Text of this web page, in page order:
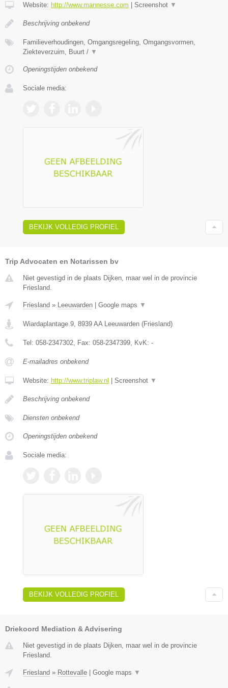
Website: http://www.mannesse.com | Screenshot ▼
Beschrijving onbekend
Familieverhoudingen, Omgangsregeling, Omgangsvormen,
Ziekteverzuim, Buurt / ▼
Openingstijden onbekend
Sociale media:
BEKIJK VOLLEDIG PROFIEL
Trip Advocaten en Notarissen bv
Niet gevestigd in de plaats Dijken, maar wel in de provincie
Friesland.
Friesland » Leeuwarden Google maps ▼
Wiardaplantage 9, 8939 AA Leeuwarden (Friesland)
Tel: 058-2347302, Fax: 058-2347399, KvK: -
E-mailadres onbekend
Website: http://www.triplaw.nl Screenshot ▼
Beschrijving onbekend
Diensten onbekend
Openingstijden onbekend
Sociale media:
BEKIJK VOLLEDIG PROFIEL
Driekoord Mediation & Advisering
Niet gevestigd in de plaats Dijken, maar wel in de provincie
Friesland.
Friesland » Rottevalle Google maps ▼